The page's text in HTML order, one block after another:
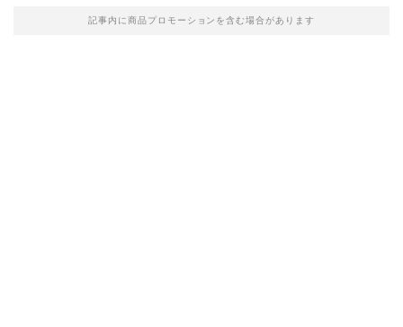
記事内に商品プロモーションを含む場合があります